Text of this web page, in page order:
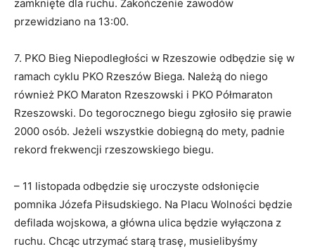
zamknięte dla ruchu. Zakończenie zawodów
przewidziano na 13:00.
7. PKO Bieg Niepodległości w Rzeszowie odbędzie się w
ramach cyklu PKO Rzeszów Biega. Należą do niego
również PKO Maraton Rzeszowski i PKO Półmaraton
Rzeszowski. Do tegorocznego biegu zgłosiło się prawie
2000 osób. Jeżeli wszystkie dobiegną do mety, padnie
rekord frekwencji rzeszowskiego biegu.
– 11 listopada odbędzie się uroczyste odsłonięcie
pomnika Józefa Piłsudskiego. Na Placu Wolności będzie
defilada wojskowa, a główna ulica będzie wyłączona z
ruchu. Chcąc utrzymać starą trasę, musielibyśmy